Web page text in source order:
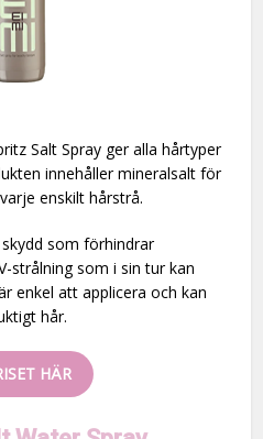
Salt Spray ger alla hårtyper
innehåller mineralsalt för
enskilt hårstrå.
som förhindrar
strålning som i sin tur kan
enkel att applicera och kan
hår.
HÄR